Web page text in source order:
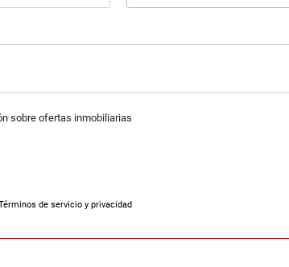
sobre ofertas inmobiliarias
de servicio y privacidad